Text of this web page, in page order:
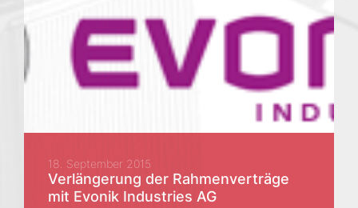
18. September 2015
Verlängerung der Rahmenverträge
mit Evonik Industries AG